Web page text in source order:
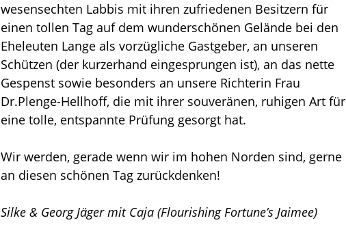
wesensechten Labbis mit ihren zufriedenen Besitzern für
einen tollen Tag auf dem wunderschönen Gelände bei den
Eheleuten Lange als vorzügliche Gastgeber, an unseren
Schützen (der kurzerhand eingesprungen ist), an das nette
Gespenst sowie besonders an unsere Richterin Frau
Dr.Plenge-Hellhoff, die mit ihrer souveränen, ruhigen Art für
eine tolle, entspannte Prüfung gesorgt hat.
Wir werden, gerade wenn wir im hohen Norden sind, gerne
an diesen schönen Tag zurückdenken!
Silke & Georg Jäger mit Caja (Flourishing Fortune’s Jaimee)